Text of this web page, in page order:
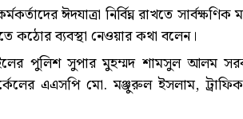
ঈদযাত্রা নির্বিঘ্ন রাখতে
কঠোর ব্যবস্থা নেওয়ার কথা বলেন।
পুলিশ সুপার মুহম্মদ শামসুল আলম
এএসপি মো. মঞ্জুরুল ইসলাম, ট্রাফিক